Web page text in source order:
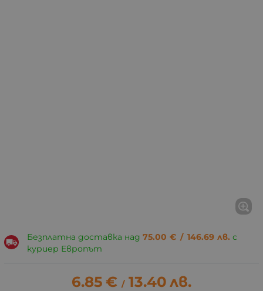
Безплатна доставка над 75.00 € / 146.69 лв. с
куриер Европът
6.85 € / 13.40 лв.